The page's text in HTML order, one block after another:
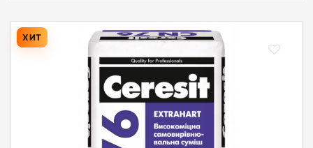
ХИТ